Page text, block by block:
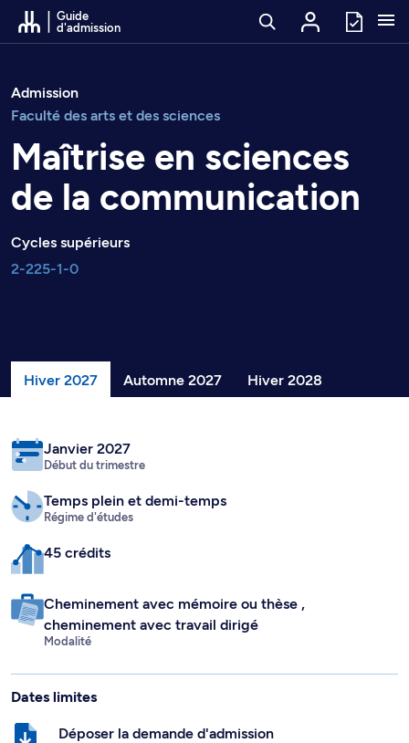
Passer au contenu
Guide
d'admission
Admission
Faculté des arts et des sciences
Maîtrise en sciences
de la communication
Cycles supérieurs
2-225-1-0
Hiver 2027 Automne 2027 Hiver 2028
Janvier 2027
Début du trimestre
Temps plein et demi-temps
Régime d'études
45 crédits
Cheminement avec mémoire ou thèse ,
cheminement avec travail dirigé
Modalité
Dates limites
Déposer la demande d'admission